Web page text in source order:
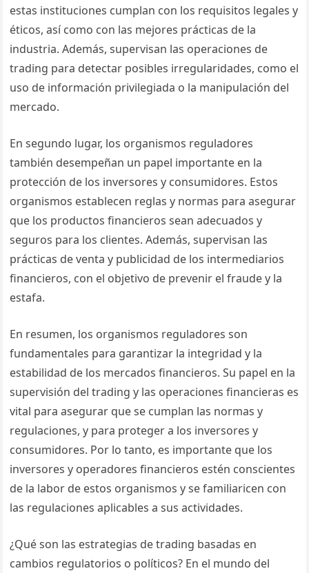
estas instituciones cumplan con los requisitos legales y
éticos, así como con las mejores prácticas de la
industria. Además, supervisan las operaciones de
trading para detectar posibles irregularidades, como el
uso de información privilegiada o la manipulación del
mercado.
En segundo lugar, los organismos reguladores
también desempeñan un papel importante en la
protección de los inversores y consumidores. Estos
organismos establecen reglas y normas para asegurar
que los productos financieros sean adecuados y
seguros para los clientes. Además, supervisan las
prácticas de venta y publicidad de los intermediarios
financieros, con el objetivo de prevenir el fraude y la
estafa.
En resumen, los organismos reguladores son
fundamentales para garantizar la integridad y la
estabilidad de los mercados financieros. Su papel en la
supervisión del trading y las operaciones financieras es
vital para asegurar que se cumplan las normas y
regulaciones, y para proteger a los inversores y
consumidores. Por lo tanto, es importante que los
inversores y operadores financieros estén conscientes
de la labor de estos organismos y se familiaricen con
las regulaciones aplicables a sus actividades.
¿Qué son las estrategias de trading basadas en
cambios regulatorios o políticos? En el mundo del